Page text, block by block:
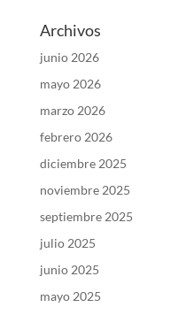
Archivos
junio 2026
mayo 2026
marzo 2026
febrero 2026
diciembre 2025
noviembre 2025
septiembre 2025
julio 2025
junio 2025
mayo 2025